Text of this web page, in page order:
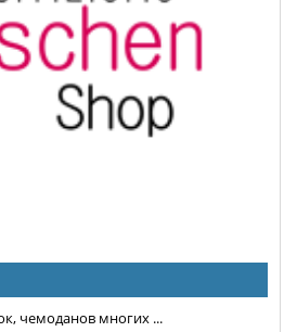
чемоданов многих ...